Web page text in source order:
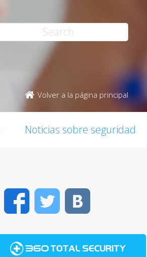
Volver a la página principal
Noticias sobre seguridad
FacebookTwitter